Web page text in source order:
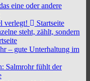
eine oder andere
verlegt!
Startseite
steht, zählt, sondern
– gute Unterhaltung im
Salmrohr fühlt der